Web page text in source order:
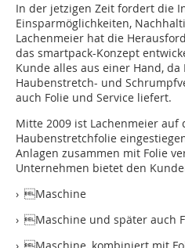
In der jetzigen Zeit fordert die
Einsparmöglichkeiten,
Lachenmeier hat die
das smartpack-Konzept
Kunde alles aus einer Hand,
Haubenstretch- und
auch Folie und Service liefert.
Mitte 2009 ist Lachenmeier auf
Haubenstretchfolie
Anlagen zusammen mit Folie
Unternehmen bietet den
› Maschine
› Maschine und später auch